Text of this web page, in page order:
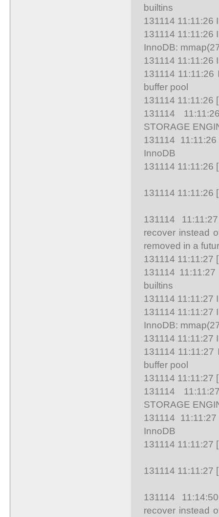
builtins
131114 11:11:26
131114 11:11:26
InnoDB:
131114 11:11:26
131114
buffer pool
131114 11:11:26
131114
STORAGE
131114
InnoDB
131114 11:11:26
131114 11:11:26
131114
recover instead
removed in a
131114 11:11:27
131114
builtins
131114 11:11:27
131114 11:11:27
InnoDB:
131114 11:11:27
131114
buffer pool
131114 11:11:27
131114
STORAGE
131114
InnoDB
131114 11:11:27
131114 11:11:27
131114
recover instead